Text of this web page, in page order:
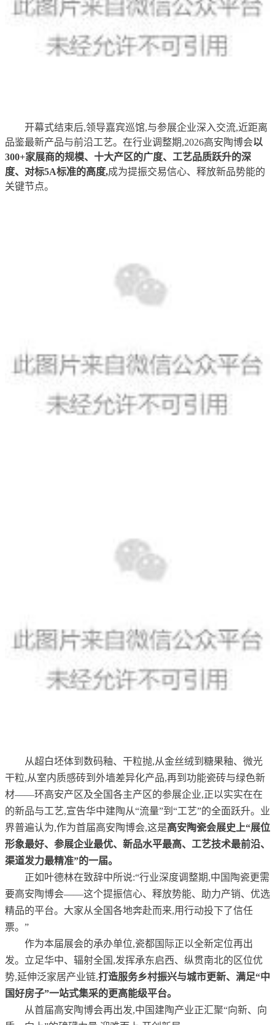
开幕式结束后,领导嘉宾巡馆,与参展企业深入交流,近距离
品鉴最新产品与前沿工艺。在行业调整期,2026高安陶博会以
300+家展商的规模、十大产区的广度、工艺品质跃升的深
度、对标5A标准的高度,成为提振交易信心、释放新品势能的
关键节点。
从超白坯体到数码釉、干粒抛,从金丝绒到糖果釉、微光
干粒,从室内质感砖到外墙差异化产品,再到功能瓷砖与绿色新
材——环高安产区及全国各主产区的参展企业,正以实实在在
的新品与工艺,宣告华中建陶从“流量”到“工艺”的全面跃升。业
界普遍认为,作为首届高安陶博会,这是高安陶瓷会展史上“展位
形象最好、参展企业最优、新品水平最高、工艺技术最前沿、
渠道发力最精准”的一届。
正如叶德林在致辞中所说:“行业深度调整期,中国陶瓷更需
要高安陶博会——这个提振信心、释放势能、助力产销、优选
精品的平台。大家从全国各地奔赴而来,用行动投下了信任
票。”
作为本届展会的承办单位,瓷都国际正以全新定位再出
发。立足华中、辐射全国,发挥承东启西、纵贯南北的区位优
势,延伸泛家居产业链,打造服务乡村振兴与城市更新、满足“中
国好房子”一站式集采的更高能级平台。
从首届高安陶博会再出发,中国建陶产业正汇聚“向新、向